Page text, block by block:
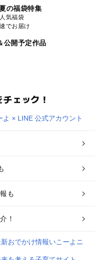
の福袋特集
気福袋
でお届け
公開予定作品
ェック！
も
！